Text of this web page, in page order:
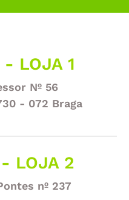
- LOJA 1
Nº 56
- 072 Braga
LOJA 2
nº 237